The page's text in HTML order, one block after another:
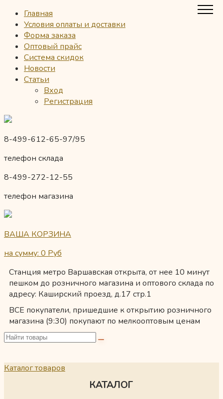
Главная
Условия оплаты и доставки
Форма заказа
Оптовый прайс
Система скидок
Новости
Статьи
Вход
Регистрация
8-499-612-65-97/95
телефон склада
8-499-272-12-55
телефон магазина
ВАША КОРЗИНА
на сумму: 0 Руб
Станция метро Варшавская открыта, от нее 10 минут
пешком до розничного магазина и оптового склада по
адресу: Каширский проезд, д.17 стр.1
ВСЕ покупатели, пришедшие к открытию розничного
магазина (9:30) покупают по мелкооптовым ценам
Каталог товаров
КАТАЛОГ